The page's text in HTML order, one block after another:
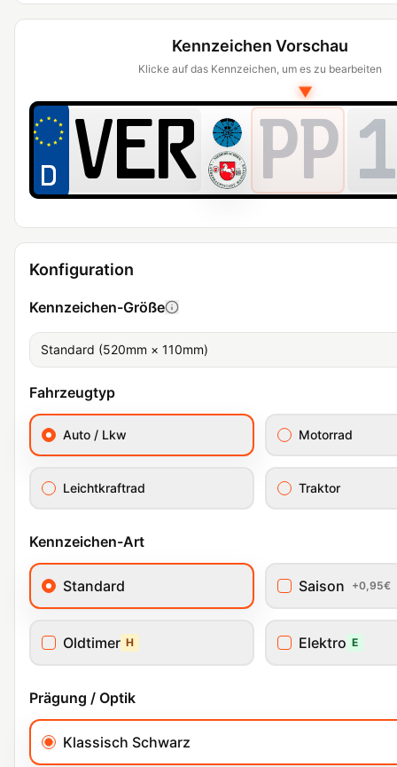
Konfiguration
Kennzeichen-Größe
Standard (520mm × 110mm)
Fahrzeugtyp
Auto / Lkw Motorrad
Leichtkraftrad Traktor
Kennzeichen-Art
Standard Saison +0,95€
Oldtimer H Elektro E
Prägung / Optik
Klassisch Schwarz
Kennzeichen Vorschau
Klicke auf das Kennzeichen, um es zu bearbeiten
▼
PP